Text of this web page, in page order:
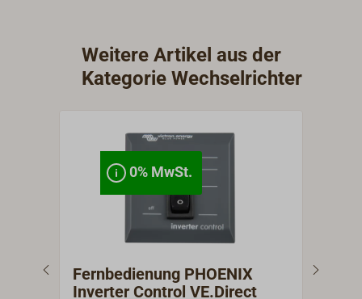
Weitere Artikel aus der
Kategorie Wechselrichter
0% MwSt.
Fernbedienung PHOENIX
Inverter Control VE.Direct